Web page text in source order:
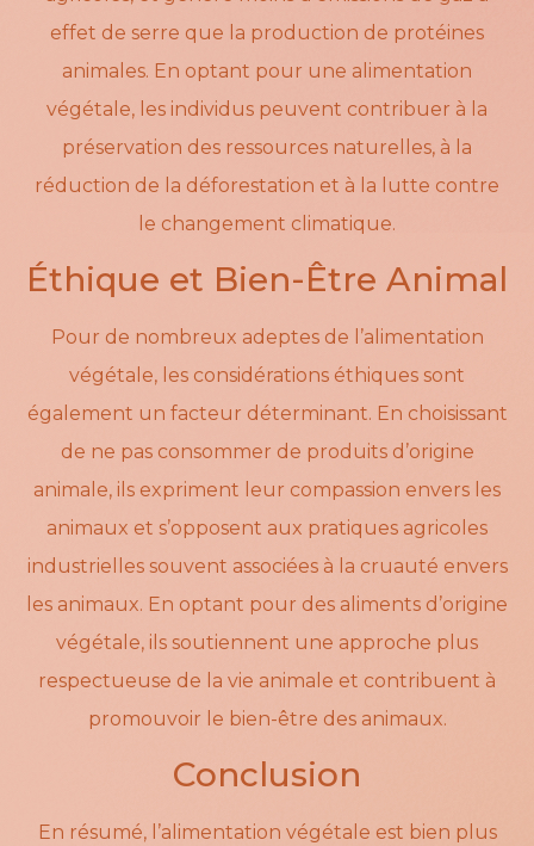
effet de serre que la production de protéines
animales. En optant pour une alimentation
végétale, les individus peuvent contribuer à la
préservation des ressources naturelles, à la
réduction de la déforestation et à la lutte contre
le changement climatique.
Éthique et Bien-Être Animal
Pour de nombreux adeptes de l’alimentation
végétale, les considérations éthiques sont
également un facteur déterminant. En choisissant
de ne pas consommer de produits d’origine
animale, ils expriment leur compassion envers les
animaux et s’opposent aux pratiques agricoles
industrielles souvent associées à la cruauté envers
les animaux. En optant pour des aliments d’origine
végétale, ils soutiennent une approche plus
respectueuse de la vie animale et contribuent à
promouvoir le bien-être des animaux.
Conclusion
En résumé, l’alimentation végétale est bien plus